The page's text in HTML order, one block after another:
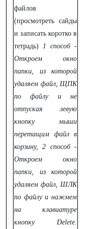
файлов
(просмотреть сайды
и записать коротко в
тетрадь) 1 способ -
Откроем окно
папки, из которой
удаляем файл, ЩПК
по файлу и не
отпуская левую
кнопку мыши
перетащим файл в
корзину,2 способ -
Откроем окно
папки, из которой
удаляем файл, ШЛК
по файлу и нажмем
на клавиатуре
кнопку Delete.